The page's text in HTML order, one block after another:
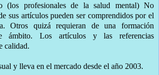
(los profesionales de la salud mental) No
sus artículos pueden ser comprendidos por el
Otros quizá requieran de una formación
ámbito. Los artículos y las referencias
calidad.
y lleva en el mercado desde el año 2003.